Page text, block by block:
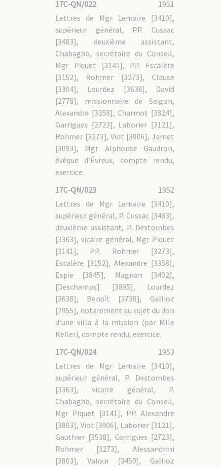
17C-QN/022
1951
Lettres de Mgr Lemaire [3410],
supérieur général, PP. Cussac
[3483], deuxième assistant,
Chabagno, secrétaire du Conseil,
Mgr Piquet [3141], PP. Escalère
[3152], Rohmer [3273], Clause
[3304], Lourdez [3638], David
[2778], missionnaire de Saigon,
Alexandre [3358], Charmot [3824],
Garrigues [2723], Laborier [3121],
Rohmer [3273], Viot [3906], Jamet
[3093], Mgr Alphonse Gaudron,
évêque d’Évreux, compte rendu,
exercice.
17C-QN/023
1952
Lettres de Mgr Lemaire [3410],
supérieur général, P. Cussac [3483],
deuxième assistant, P. Destombes
[3363], vicaire général, Mgr Piquet
[3141], PP. Rohmer [3273],
Escalère [3152], Alexandre [3358],
Espie [3845], Magnan [3402],
[Deschamps] [3895], Lourdez
[3638], Benoît [3738], Gallioz
[2955], notamment au sujet du don
d’une villa à la mission (par Mlle
Keller), compte rendu, exercice.
17C-QN/024
1953
Lettres de Mgr Lemaire [3410],
supérieur général, P. Destombes
[3363], vicaire général, P.
Chabagno, secrétaire du Conseil,
Mgr Piquet [3141], PP. Alexandre
[3803], Viot [3906], Laborier [3121],
Gauthier [3538], Garrigues [2723],
Rohmer [3273], Alessandrini
[3803], Valour [3450], Gallioz